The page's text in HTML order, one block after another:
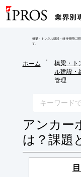
橋梁・トンネル建設・維持管理に
す。
ホーム
>
橋梁・ト
ル建設・
管理
アンカー
は？課題